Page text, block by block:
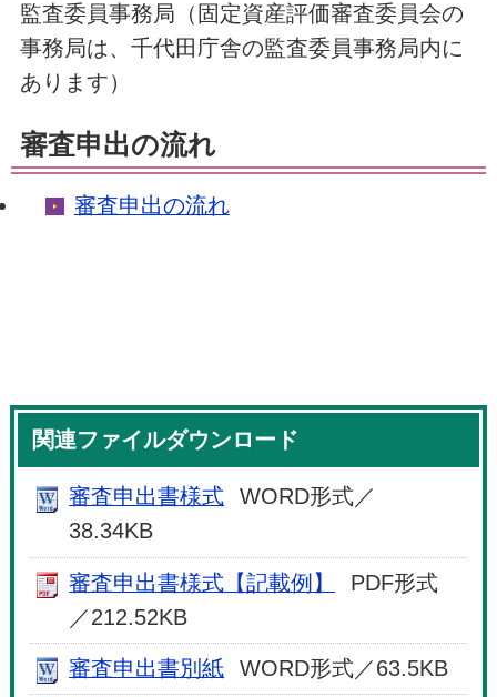
監査委員事務局（固定資産評価審査委員会の
事務局は、千代田庁舎の監査委員事務局内に
あります）
審査申出の流れ
審査申出の流れ
関連ファイルダウンロード
審査申出書様式
WORD形式／
38.34KB
審査申出書様式【記載例】
PDF形式
／212.52KB
審査申出書別紙 WORD形式／63.5KB